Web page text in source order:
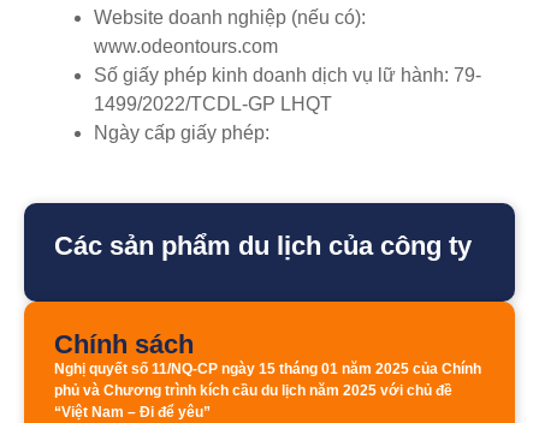
Website doanh nghiệp (nếu có):
www.odeontours.com
Số giấy phép kinh doanh dịch vụ lữ hành: 79-
1499/2022/TCDL-GP LHQT
Ngày cấp giấy phép:
Các sản phẩm du lịch của công ty
Chính sách
Nghị quyết số 11/NQ-CP ngày 15 tháng 01 năm 2025 của Chính
phủ và Chương trình kích cầu du lịch năm 2025 với chủ đề
“Việt Nam – Đi để yêu”